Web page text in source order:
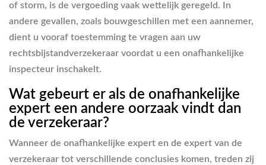
of storm, is de vergoeding vaak wettelijk geregeld. In
andere gevallen, zoals bouwgeschillen met een aannemer,
dient u vooraf toestemming te vragen aan uw
rechtsbijstandverzekeraar voordat u een onafhankelijke
inspecteur inschakelt.
Wat gebeurt er als de onafhankelijke
expert een andere oorzaak vindt dan
de verzekeraar?
Wanneer de onafhankelijke expert en de expert van de
verzekeraar tot verschillende conclusies komen, treden zij